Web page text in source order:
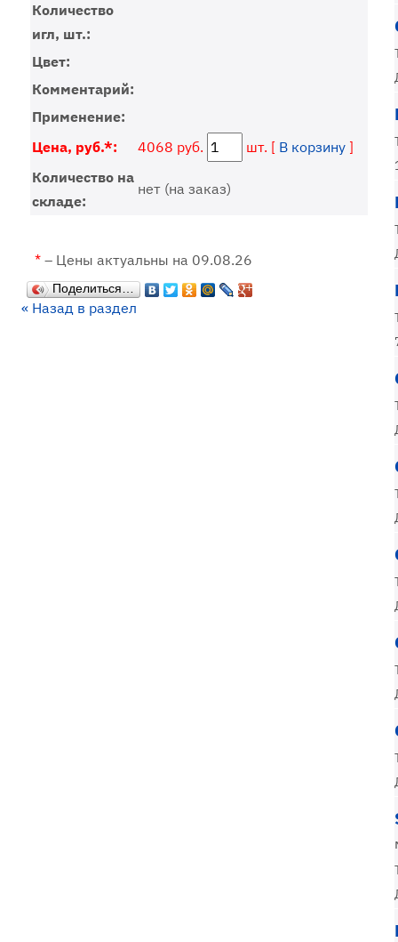
Количество
игл, шт.:
Цвет:
Комментарий:
Применение:
Цена, руб.*:
4068 руб. шт. [ В корзину ]
Количество на
складе:
нет (на заказ)
* – Цены актуальны на 09.08.26
Поделиться…
« Назад в раздел